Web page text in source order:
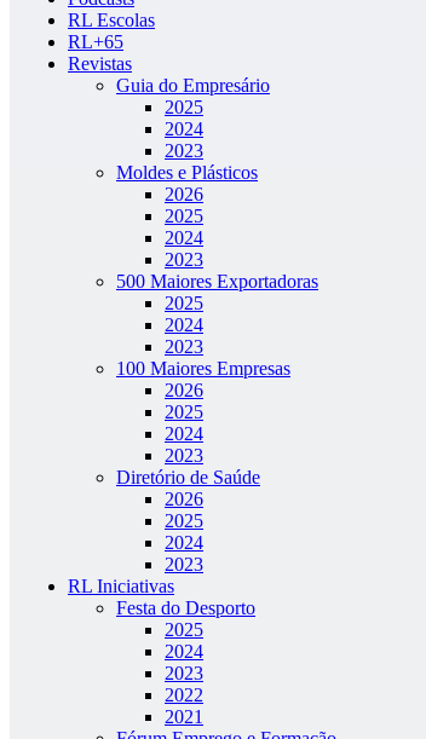
RL Escolas
RL+65
Revistas
Guia do Empresário
2025
2024
2023
Moldes e Plásticos
2026
2025
2024
2023
500 Maiores Exportadoras
2025
2024
2023
100 Maiores Empresas
2026
2025
2024
2023
Diretório de Saúde
2026
2025
2024
2023
RL Iniciativas
Festa do Desporto
2025
2024
2023
2022
2021